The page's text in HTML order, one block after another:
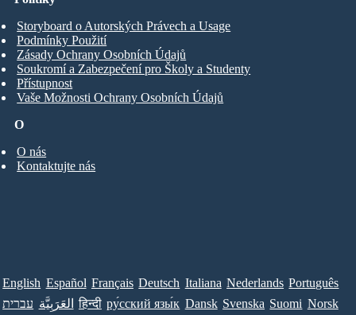
O
O nás
Kontaktujte nás
Storyboard o Autorských Právech a Usage
Podmínky Použití
Zásady Ochrany Osobních Údajů
Soukromí a Zabezpečení pro Školy a Studenty
Přístupnost
Vaše Možnosti Ochrany Osobních Údajů
English Español Français Deutsch Italiana Nederlands Português
עברית العَرَبِيَّة हिन्दी ру́сский язы́к Dansk Svenska Suomi Norsk